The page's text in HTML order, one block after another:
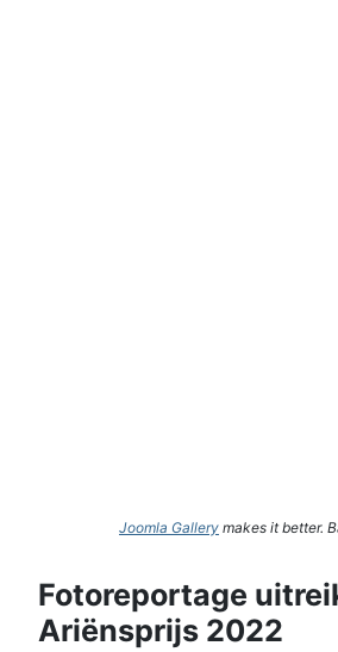
Joomla Gallery makes it better.
Fotoreportage
Ariënsprijs 2022